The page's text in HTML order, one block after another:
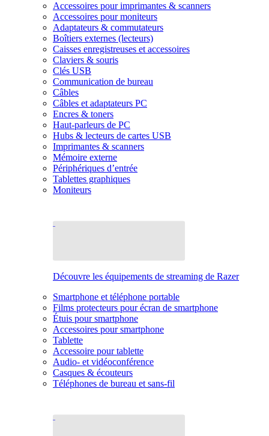
Accessoires pour imprimantes & scanners
Accessoires pour moniteurs
Adaptateurs & commutateurs
Boîtiers externes (lecteurs)
Caisses enregistreuses et accessoires
Claviers & souris
Clés USB
Communication de bureau
Câbles
Câbles et adaptateurs PC
Encres & toners
Haut-parleurs de PC
Hubs & lecteurs de cartes USB
Imprimantes & scanners
Mémoire externe
Périphériques d’entrée
Tablettes graphiques
Moniteurs
Découvre les équipements de streaming de Razer
Smartphone et téléphone portable
Films protecteurs pour écran de smartphone
Étuis pour smartphone
Accessoires pour smartphone
Tablette
Accessoire pour tablette
Audio- et vidéoconférence
Casques & écouteurs
Téléphones de bureau et sans-fil